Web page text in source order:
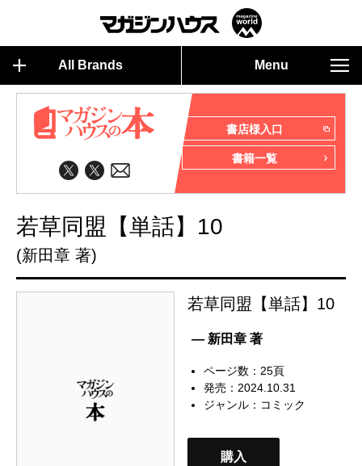
All Brands Menu
書店様入口
書籍一覧
若草同盟【単話】10
(新田章 著)
若草同盟【単話】10
— 新田章 著
ページ数：25頁
発売：2024.10.31
ジャンル： コミック
購入